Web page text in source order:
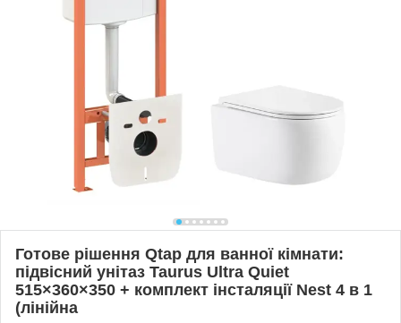
Готове рішення Qtap для ванної кімнати:
підвісний унітаз Taurus Ultra Quiet
515×360×350 + комплект інсталяції Nest 4 в 1
(лінійна